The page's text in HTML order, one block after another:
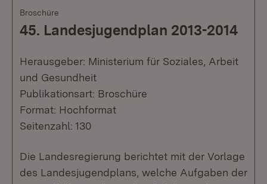
Broschüre
45. Landesjugendplan 2013-2014
Herausgeber: Ministerium für Soziales, Arbeit
und Gesundheit
Publikationsart: Broschüre
Format: Hochformat
Seitenzahl: 130
Die Landesregierung berichtet mit der Vorlage
des Landesjugendplans, welche Aufgaben der